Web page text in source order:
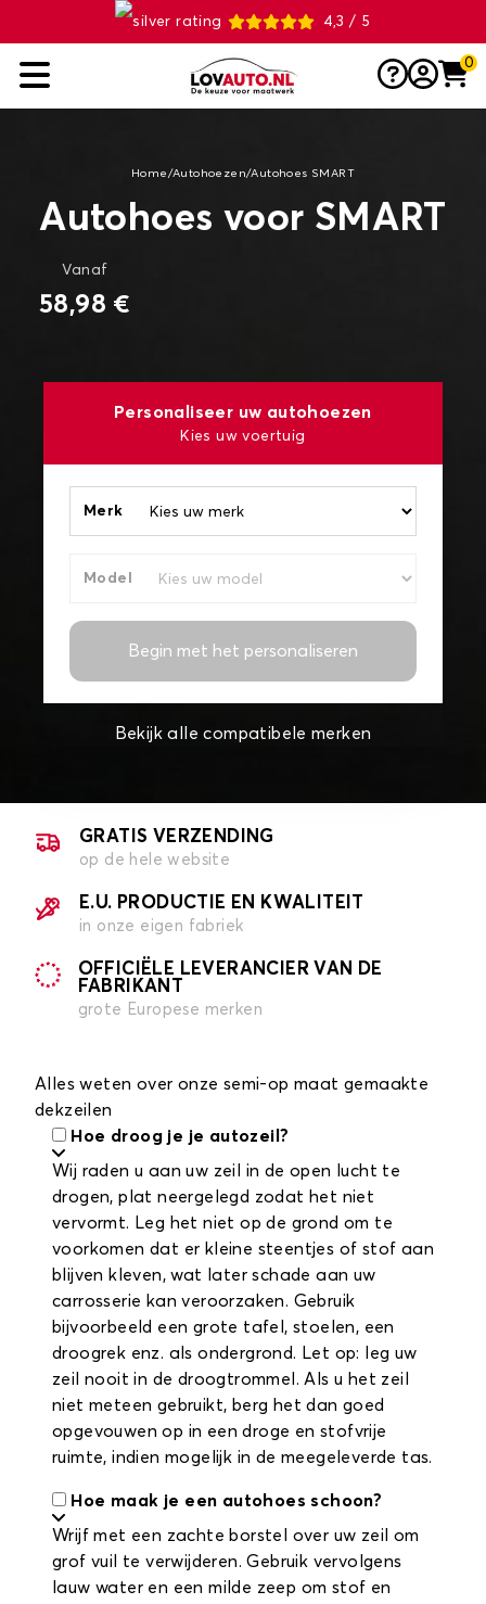
4,3 / 5
0
Home /Autohoezen/Autohoes SMART
Autohoes voor SMART
Vanaf
58,98 €
Personaliseer uw autohoezen
Kies uw voertuig
Merk
Model
Begin met het personaliseren
Bekijk alle compatibele merken
GRATIS VERZENDING
op de hele website
E.U. PRODUCTIE EN KWALITEIT
in onze eigen fabriek
OFFICIËLE LEVERANCIER VAN DE
FABRIKANT
grote Europese merken
Alles weten over onze semi-op maat gemaakte
dekzeilen
Hoe droog je je autozeil?
Wij raden u aan uw zeil in de open lucht te
drogen, plat neergelegd zodat het niet
vervormt. Leg het niet op de grond om te
voorkomen dat er kleine steentjes of stof aan
blijven kleven, wat later schade aan uw
carrosserie kan veroorzaken. Gebruik
bijvoorbeeld een grote tafel, stoelen, een
droogrek enz. als ondergrond. Let op: leg uw
zeil nooit in de droogtrommel. Als u het zeil
niet meteen gebruikt, berg het dan goed
opgevouwen op in een droge en stofvrije
ruimte, indien mogelijk in de meegeleverde tas.
Hoe maak je een autohoes schoon?
Wrijf met een zachte borstel over uw zeil om
grof vuil te verwijderen. Gebruik vervolgens
lauw water en een milde zeep om stof en